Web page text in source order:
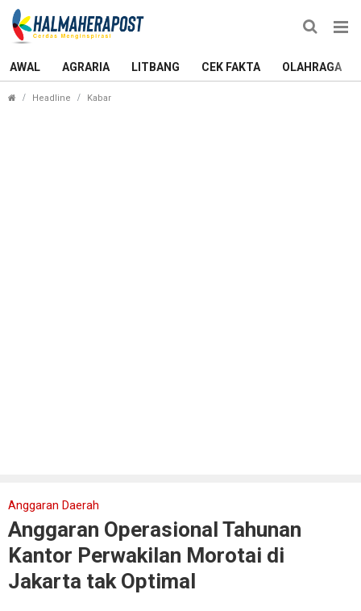
AWAL AGRARIA LITBANG CEK FAKTA OLAHRAGA
Headline Kabar
Anggaran Daerah
Anggaran Operasional Tahunan
Kantor Perwakilan Morotai di
Jakarta tak Optimal